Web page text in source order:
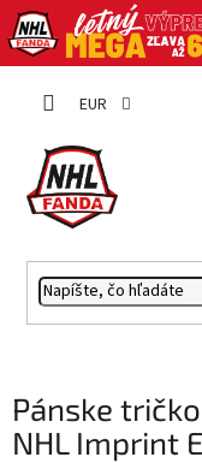
EUR
Pánske
NHL Imprint